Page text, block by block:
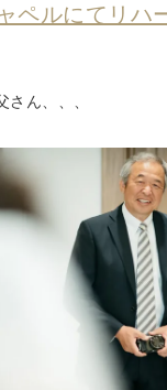
ペルにてリハ
さん、、、